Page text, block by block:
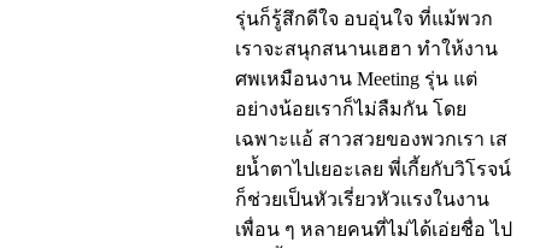
รุ่นก็รู้สึกดีใจ อบอุ่นใจ ที่แม้พวก
เราจะสนุกสนานเฮฮา ทำให้งาน
ศพเหมือนงาน Meeting รุ่น แต่
อย่างน้อยเราก็ไม่ลืมกัน โดย
เฉพาะแอ้ สาวสวยของพวกเรา เส
ยน้ำตาไปเยอะเลย พี่เกี้ยกับวิโรจน์
ก็ช่วยเป็นหัวเรี่ยวหัวแรงในงาน
เพื่อน ๆ หลายคนที่ไม่ได้เอ่ยชื่อ ไป